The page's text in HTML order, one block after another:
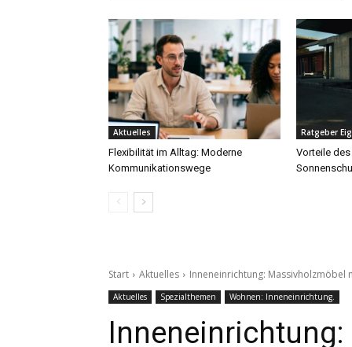
Aktuelles
Flexibilität im Alltag: Moderne
Kommunikationswege
Ratgeber
Vorteile